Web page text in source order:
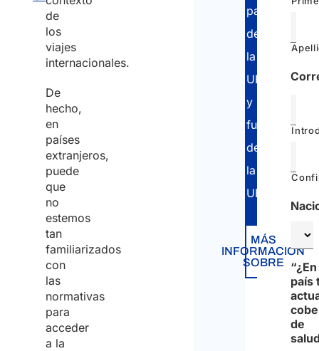
de
los
viajes
internacionales.
De
hecho,
en
países
extranjeros,
puede
que
no
estemos
tan
familiarizados
con
las
normativas
para
acceder
a la
países
de
la
UE
y
fuera
de
la
UE.
MÁS
INFORMACIÓN
SOBRE
país
de